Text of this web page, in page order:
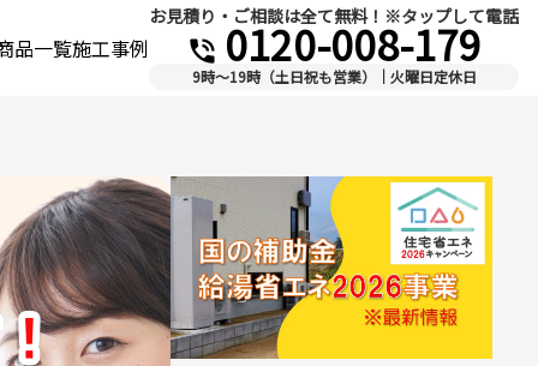
品一覧施工事例
お見積り・ご相談は全て無料！※タップして電話
phone_in_talk 0120-008-179
9時～19時（土日祝も営業）｜火曜日定休日